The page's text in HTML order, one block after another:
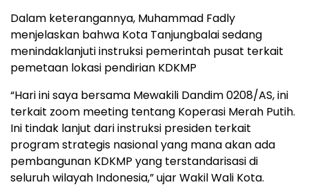
Dalam keterangannya, Muhammad Fadly
menjelaskan bahwa Kota Tanjungbalai sedang
menindaklanjuti instruksi pemerintah pusat terkait
pemetaan lokasi pendirian KDKMP
“Hari ini saya bersama Mewakili Dandim 0208/AS, ini
terkait zoom meeting tentang Koperasi Merah Putih.
Ini tindak lanjut dari instruksi presiden terkait
program strategis nasional yang mana akan ada
pembangunan KDKMP yang terstandarisasi di
seluruh wilayah Indonesia,” ujar Wakil Wali Kota.